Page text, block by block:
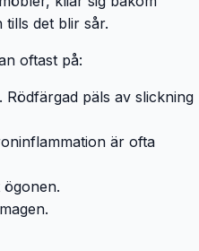
det blir sår.
oftast på:
päls av slickning
är ofta